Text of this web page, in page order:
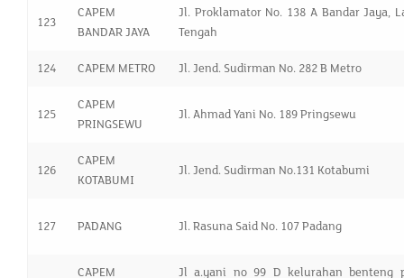
123
CAPEM
BANDAR JAYA
Jl. Proklamator No. 138 A Bandar Jaya,
Tengah
124 CAPEM METRO Jl. Jend. Sudirman No. 282 B Metro
125
CAPEM
PRINGSEWU
Jl. Ahmad Yani No. 189 Pringsewu
126
CAPEM
KOTABUMI
Jl. Jend. Sudirman No.131 Kotabumi
127 PADANG Jl. Rasuna Said No. 107 Padang
CAPEM
Jl a.yani no 99 D kelurahan benteng